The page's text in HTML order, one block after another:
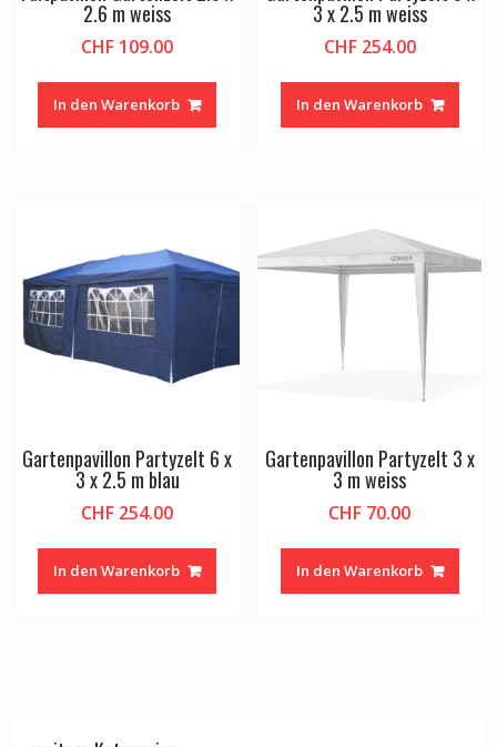
2.6 m weiss
CHF 109.00
In den Warenkorb
3 x 2.5 m weiss
CHF254.00
In den Warenkorb
Gartenpavillon Partyzelt 6 x
3 x 2.5 m blau
CHF 254.00
In den Warenkorb
Gartenpavillon Partyzelt 3 x
3 m weiss
CHF 70.00
In den Warenkorb